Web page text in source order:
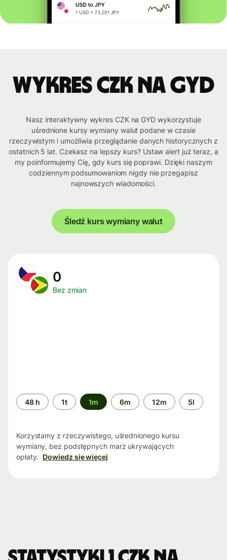
Wykres CZK na GYD
Nasz interaktywny wykres CZK na GYD wykorzystuje
uśrednione kursy wymiany walut podane w czasie
rzeczywistym i umożliwia przeglądanie danych historycznych z
ostatnich 5 lat. Czekasz na lepszy kurs? Ustaw alert już teraz, a
my poinformujemy Cię, gdy kurs się poprawi. Dzięki naszym
codziennym podsumowaniom nigdy nie przegapisz
najnowszych wiadomości.
Śledź kurs wymiany walut
0
Bez zmian
Przedział
czasu
48 h 1t 1m 6m 12m 5l
Korzystamy z rzeczywistego, uśrednionego kursu
wymiany, bez podstępnych marż ukrywających
opłaty. Dowiedz się więcej